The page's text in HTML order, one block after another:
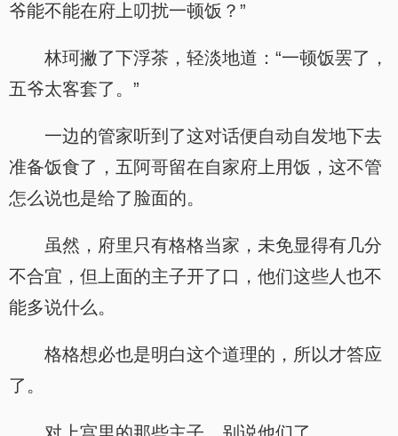
爷能不能在府上叨扰一顿饭？”
林珂撇了下浮茶，轻淡地道：“一顿饭罢了，
五爷太客套了。”
一边的管家听到了这对话便自动自发地下去
准备饭食了，五阿哥留在自家府上用饭，这不管
怎么说也是给了脸面的。
虽然，府里只有格格当家，未免显得有几分
不合宜，但上面的主子开了口，他们这些人也不
能多说什么。
格格想必也是明白这个道理的，所以才答应
了。